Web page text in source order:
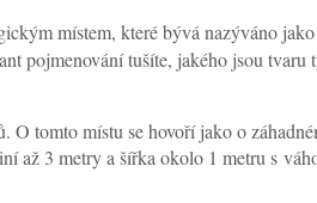
místem, které bývá nazýváno
pojmenování tušíte, jakého jsou tvaru
tomto místu se hovoří jako o
až 3 metry a šířka okolo 1 metru s